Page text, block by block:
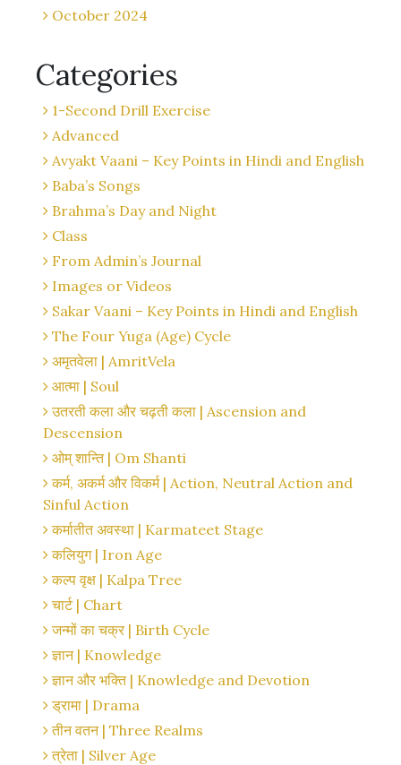
October 2024
Categories
1-Second Drill Exercise
Advanced
Avyakt Vaani – Key Points in Hindi and English
Baba’s Songs
Brahma’s Day and Night
Class
From Admin’s Journal
Images or Videos
Sakar Vaani – Key Points in Hindi and English
The Four Yuga (Age) Cycle
अमृतवेला | AmritVela
आत्मा | Soul
उतरती कला और चढ़ती कला | Ascension and
Descension
ओम् शान्ति | Om Shanti
कर्म, अकर्म और विकर्म | Action, Neutral Action and
Sinful Action
कर्मातीत अवस्था | Karmateet Stage
कलियुग | Iron Age
कल्प वृक्ष | Kalpa Tree
चार्ट | Chart
जन्मों का चक्र | Birth Cycle
ज्ञान | Knowledge
ज्ञान और भक्ति | Knowledge and Devotion
ड्रामा | Drama
तीन वतन | Three Realms
त्रेता | Silver Age